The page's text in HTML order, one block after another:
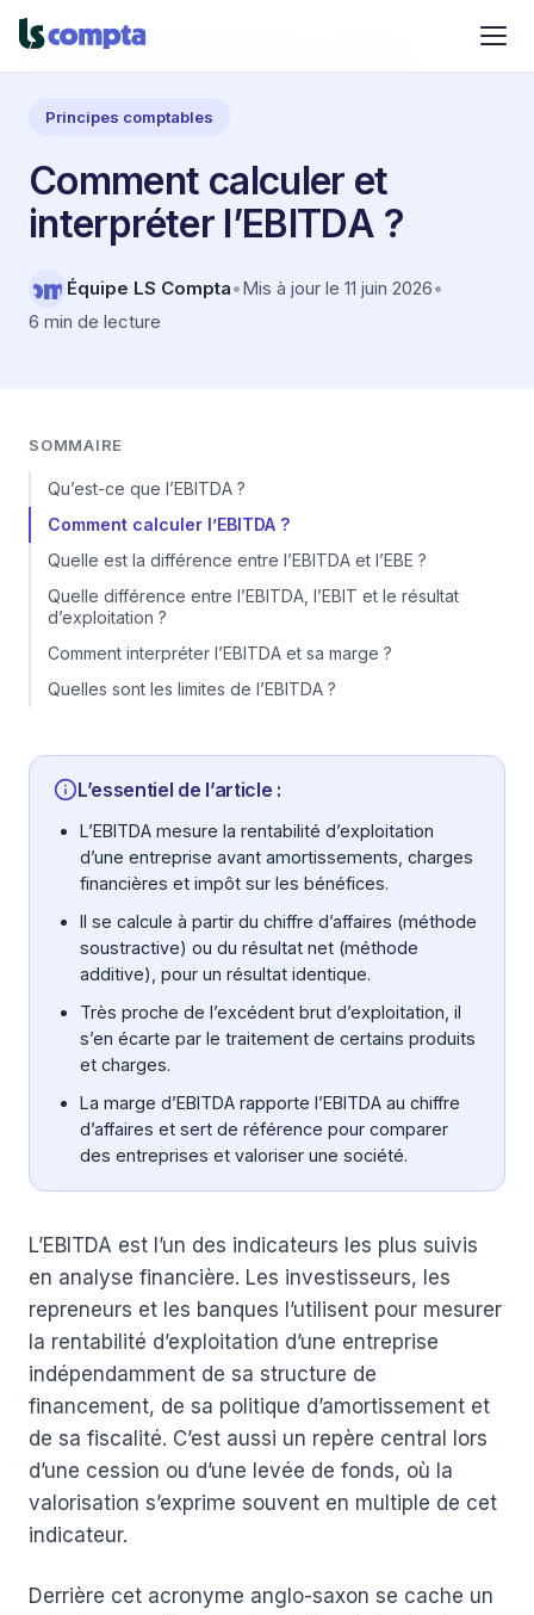
Accueil Blog
Principes comptables
Comment calculer et
interpréter l’EBITDA ?
Équipe LS Compta•Mis à jour le 11 juin 2026•
6 min de lecture
SOMMAIRE
Qu’est-ce que l’EBITDA ?
Comment calculer l’EBITDA ?
Quelle est la différence entre l’EBITDA et l’EBE ?
Quelle différence entre l’EBITDA, l’EBIT et le résultat
d’exploitation ?
Comment interpréter l’EBITDA et sa marge ?
Quelles sont les limites de l’EBITDA ?
L’essentiel de l’article :
L’EBITDA mesure la rentabilité d’exploitation
d’une entreprise avant amortissements, charges
financières et impôt sur les bénéfices.
Il se calcule à partir du chiffre d’affaires (méthode
soustractive) ou du résultat net (méthode
additive), pour un résultat identique.
Très proche de l’excédent brut d’exploitation, il
s’en écarte par le traitement de certains produits
et charges.
La marge d’EBITDA rapporte l’EBITDA au chiffre
d’affaires et sert de référence pour comparer
des entreprises et valoriser une société.
L’EBITDA est l’un des indicateurs les plus suivis
en analyse financière. Les investisseurs, les
repreneurs et les banques l’utilisent pour mesurer
la rentabilité d’exploitation d’une entreprise
indépendamment de sa structure de
financement, de sa politique d’amortissement et
de sa fiscalité. C’est aussi un repère central lors
d’une cession ou d’une levée de fonds, où la
valorisation s’exprime souvent en multiple de cet
indicateur.
Derrière cet acronyme anglo-saxon se cache un